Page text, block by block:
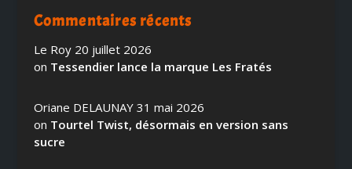
Commentaires récents
Le Roy 20 juillet 2026
on Tessendier lance la marque Les Fratés
Oriane DELAUNAY 31 mai 2026
on Tourtel Twist, désormais en version sans
sucre